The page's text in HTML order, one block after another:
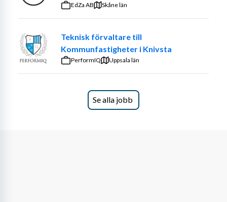
EdZa AB Skåne län
Teknisk förvaltare till
Kommunfastigheter i Knivsta
PerformIQ Uppsala län
Se alla jobb